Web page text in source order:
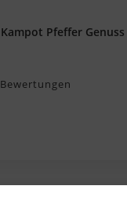
Kampot Pfeffer Genuss
Bewertungen